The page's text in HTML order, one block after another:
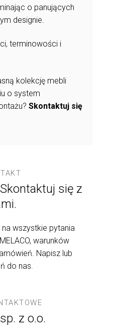
o panujących
designie.
terminowości i
kolekcję mebli
o system
Skontaktuj się
się z
wszystkie pytania
warunków
Napisz lub
do nas.
z o.o.